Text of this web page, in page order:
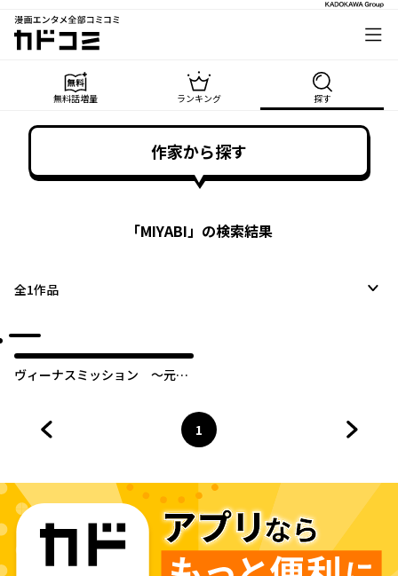
漫画エンタメ全部コミコミ
カドコミ
無料話増量 ランキング 探す
作家から探す
「MIYABI」の検索結果
全1作品
ヴィーナスミッション ～元殺
ページ
1
へ